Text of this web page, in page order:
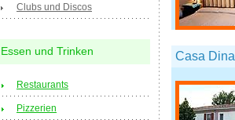
Casa Dina
Clubs und Discos
Essen und Trinken
Restaurants
Pizzerien